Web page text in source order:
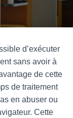
d’exécuter
sans avoir à
de cette
de traitement
en abuser ou
Cette